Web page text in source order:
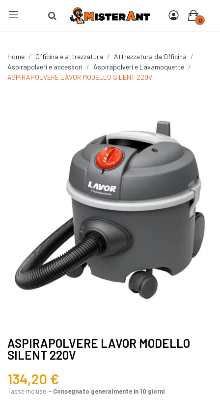
0
Home Officina e attrezzatura
Attrezzatura da Officina
Aspirapolveri e accessori
Aspirapolveri e Lavamoquette
ASPIRAPOLVERE LAVOR MODELLO SILENT 220V
ASPIRAPOLVERE LAVOR MODELLO
SILENT 220V
134,20 €
Tasse incluse Consegnato generalmente in 10 giorni